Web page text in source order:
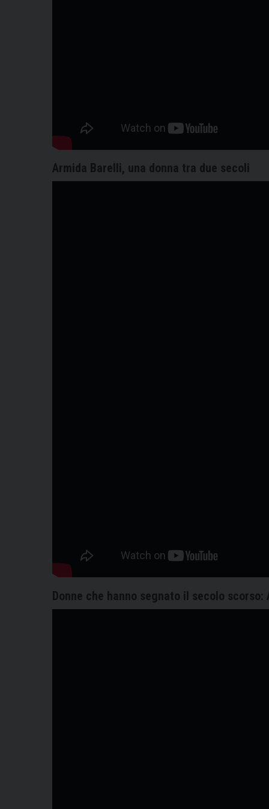
Armida Barelli, una donna tra due secoli
Donne che hanno segnato il secolo